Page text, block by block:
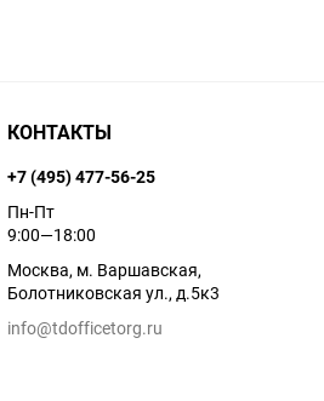
КОНТАКТЫ
+7 (495) 477-56-25
Пн-Пт
9:00—18:00
Москва, м. Варшавская,
Болотниковская ул., д.5к3
info@tdofficetorg.ru